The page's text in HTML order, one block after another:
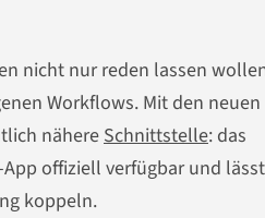
nicht nur reden lassen
Workflows. Mit den neuen
nähere Schnittstelle: das
offiziell verfügbar und
koppeln.